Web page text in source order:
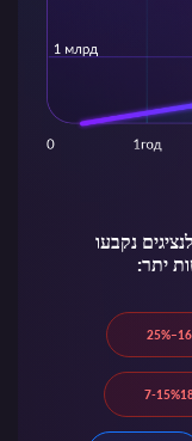
נקבעו
יתר:
16–25%
7-15%